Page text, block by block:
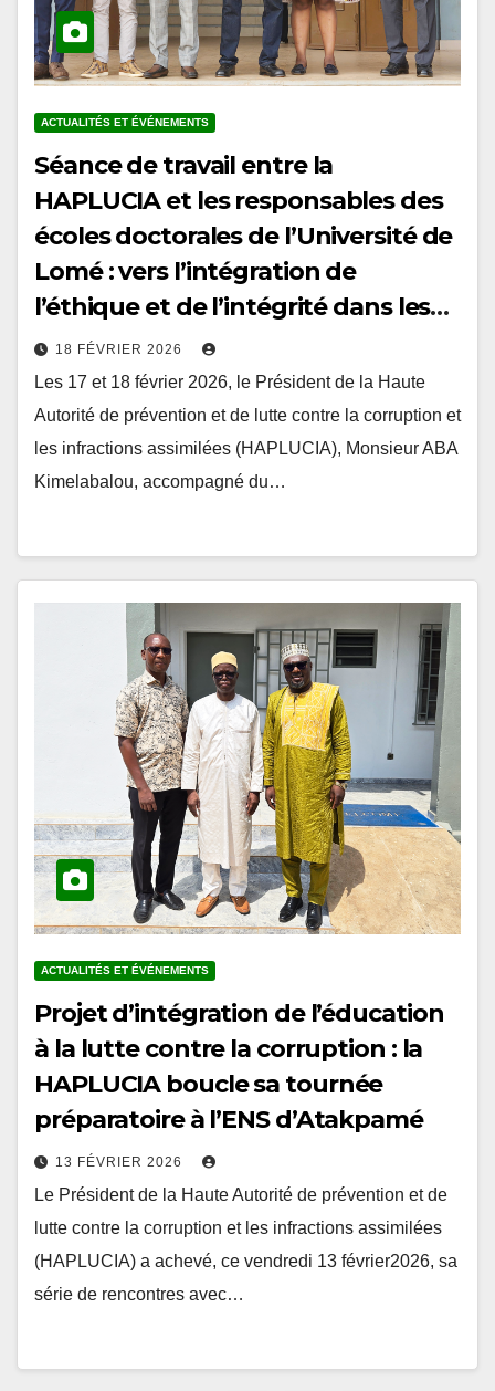
ACTUALITÉS ET ÉVÉNEMENTS
Séance de travail entre la
HAPLUCIA et les responsables des
écoles doctorales de l’Université de
Lomé : vers l’intégration de
l’éthique et de l’intégrité dans les
curricula doctoraux au Togo
18 FÉVRIER 2026
Les 17 et 18 février 2026, le Président de la Haute
Autorité de prévention et de lutte contre la corruption et
les infractions assimilées (HAPLUCIA), Monsieur ABA
Kimelabalou, accompagné du…
ACTUALITÉS ET ÉVÉNEMENTS
Projet d’intégration de l’éducation
à la lutte contre la corruption : la
HAPLUCIA boucle sa tournée
préparatoire à l’ENS d’Atakpamé
13 FÉVRIER 2026
Le Président de la Haute Autorité de prévention et de
lutte contre la corruption et les infractions assimilées
(HAPLUCIA) a achevé, ce vendredi 13 février2026, sa
série de rencontres avec…